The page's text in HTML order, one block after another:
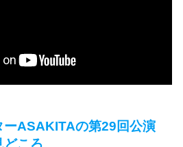
ーASAKITAの第29回公演
どころ